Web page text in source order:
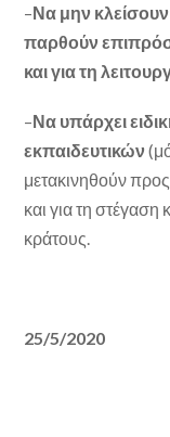
–Να μην
παρθούν
και για τη
–Να υπάρχει
εκπαιδευτικών
μετακινηθούν
και για τη στέγαση
κράτους.
25/5/2020